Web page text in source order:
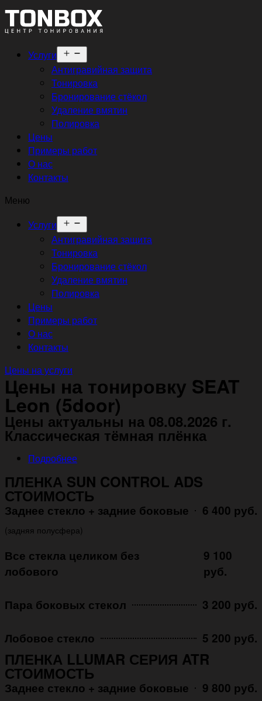
Услуги
меню
Антигравийная защита
Тонировка
Бронирование стёкол
Удаление вмятин
Полировка
Цены
Примеры работ
О нас
Контакты
Меню
Услуги
меню
Антигравийная защита
Тонировка
Бронирование стёкол
Удаление вмятин
Полировка
Цены
Примеры работ
О нас
Контакты
Цены на услуги
Цены на тонировку SEAT
Leon (5door)
Цены актуальны на 08.08.2026 г.
Классическая тёмная плёнка
Подробнее
ПЛЕНКА SUN CONTROL ADS
СТОИМОСТЬ
Заднее стекло + задние боковые 6 400 руб.
(задняя полусфера)
Все стекла целиком без
лобового
9 100
руб.
Пара боковых стекол 3 200 руб.
Лобовое стекло 5 200 руб.
ПЛЕНКА LLUMAR СЕРИЯ ATR
СТОИМОСТЬ
Заднее стекло + задние боковые 9 800 руб.